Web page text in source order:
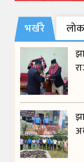
भर्खरै